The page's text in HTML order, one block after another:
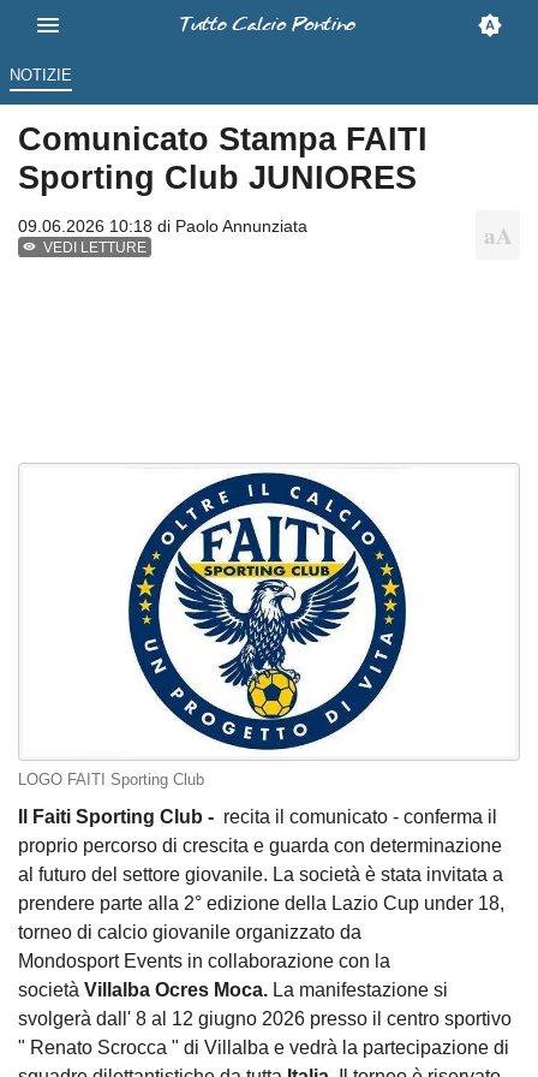
NOTIZIE
Comunicato Stampa FAITI
Sporting Club JUNIORES
09.06.2026 10:18 di Paolo Annunziata
VEDI LETTURE
LOGO FAITI Sporting Club
Il Faiti Sporting Club - recita il comunicato - conferma il
proprio percorso di crescita e guarda con determinazione
al futuro del settore giovanile. La società è stata invitata a
prendere parte alla 2° edizione della Lazio Cup under 18,
torneo di calcio giovanile organizzato da
Mondosport Events in collaborazione con la
società Villalba Ocres Moca. La manifestazione si
svolgerà dall' 8 al 12 giugno 2026 presso il centro sportivo
" Renato Scrocca " di Villalba e vedrà la partecipazione di